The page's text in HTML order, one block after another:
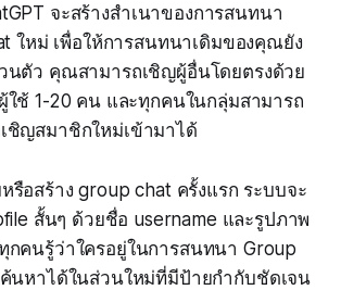
จะสร้างสำเนาของการสนทนา
ใหม่ เพื่อให้การสนทนาเดิมของคุณยัง
นตัว คุณสามารถเชิญผู้อื่นโดยตรงด้วย
ใช้ 1-20 คน และทุกคนในกลุ่มสามารถ
ชิญสมาชิกใหม่เข้ามาได้
รือสร้าง group chat ครั้งแรก ระบบจะ
สั้นๆ ด้วยชื่อ username และรูปภาพ
กคนรู้ว่าใครอยู่ในการสนทนา Group
นหาได้ในส่วนใหม่ที่มีป้ายกำกับชัดเจน